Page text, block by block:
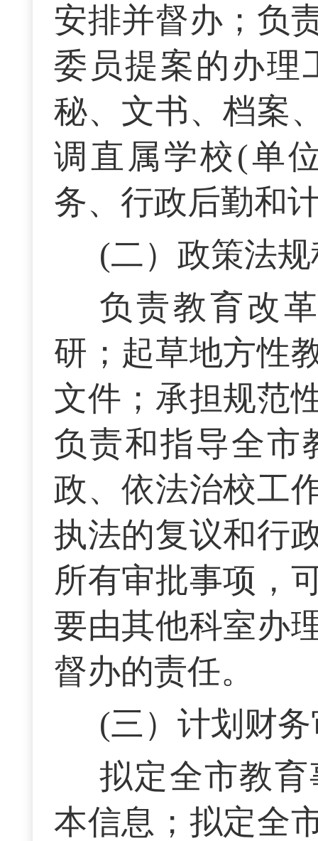
安排并督办；负
委员提案的办理
秘、文书、档案
调直属学校(单
务、行政后勤和
(二）政策法
负责教育改
研；起草地方性
文件；承担规范
负责和指导全市
政、依法治校工
执法的复议和行
所有审批事项，
要由其他科室办
督办的责任。
(三）计划财
拟定全市教
本信息；拟定全